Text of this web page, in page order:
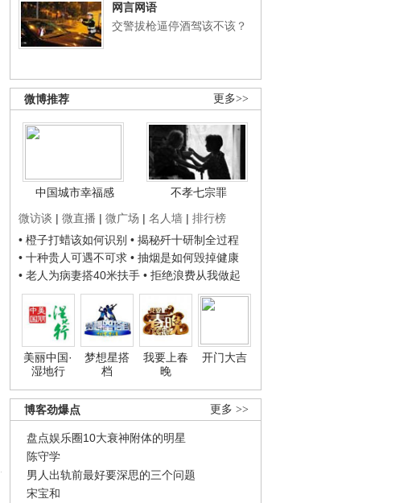
网言网语
交警拔枪逼停酒驾该不该？
更多>>
微博推荐
中国城市幸福感
不孝七宗罪
微访谈 | 微直播 | 微广场 | 名人墙 | 排行榜
• 橙子打蜡该如何识别 • 揭秘歼十研制全过程
• 十种贵人可遇不可求 • 抽烟是如何毁掉健康
• 老人为病妻搭40米扶手 • 拒绝浪费从我做起
美丽中国·
湿地行
梦想星搭
档
我要上春
晚
开门大吉
更多 >>
博客劲爆点
盘点娱乐圈10大衰神附体的明星
陈守学
男人出轨前最好要深思的三个问题
宋宝和